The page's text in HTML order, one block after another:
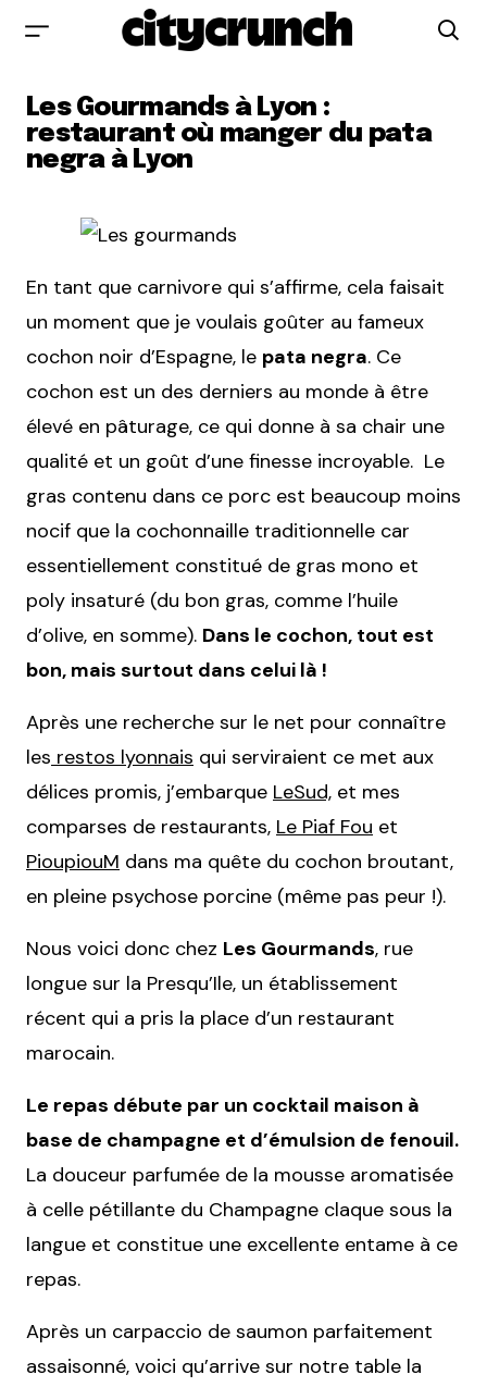
Les Gourmands à Lyon :
restaurant où manger du pata
negra à Lyon
En tant que carnivore qui s’affirme, cela faisait
un moment que je voulais goûter au fameux
cochon noir d’Espagne, le pata negra. Ce
cochon est un des derniers au monde à être
élevé en pâturage, ce qui donne à sa chair une
qualité et un goût d’une finesse incroyable. Le
gras contenu dans ce porc est beaucoup moins
nocif que la cochonnaille traditionnelle car
essentiellement constitué de gras mono et
poly insaturé (du bon gras, comme l’huile
d’olive, en somme). Dans le cochon, tout est
bon, mais surtout dans celui là !
Après une recherche sur le net pour connaître
les restos lyonnais qui serviraient ce met aux
délices promis, j’embarque LeSud, et mes
comparses de restaurants, Le Piaf Fou et
PioupiouM dans ma quête du cochon broutant,
en pleine psychose porcine (même pas peur !).
Nous voici donc chez Les Gourmands, rue
longue sur la Presqu’Ile, un établissement
récent qui a pris la place d’un restaurant
marocain.
Le repas débute par un cocktail maison à
base de champagne et d’émulsion de fenouil.
La douceur parfumée de la mousse aromatisée
à celle pétillante du Champagne claque sous la
langue et constitue une excellente entame à ce
repas.
Après un carpaccio de saumon parfaitement
assaisonné, voici qu’arrive sur notre table la